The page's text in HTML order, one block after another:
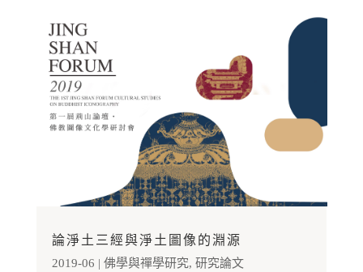
論淨土三經與淨土圖像的淵源
2019-06 | 佛學與禪學研究, 研究論文